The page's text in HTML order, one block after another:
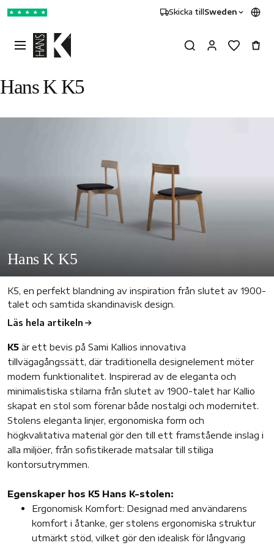
★ ★ ★ ★ ★ Skicka till Sweden
Hans K K5
Hans K K5
K5, en perfekt blandning av inspiration från slutet av 1900-
talet och samtida skandinavisk design.
Läs hela artikeln
K5 är ett bevis på Sami Kallios innovativa
tillvägagångssätt, där traditionella designelement möter
modern funktionalitet. Inspirerad av de eleganta och
minimalistiska stilarna från slutet av 1900-talet har Kallio
skapat en stol som förenar både nostalgi och modernitet.
Stolens eleganta linjer, ergonomiska form och
högkvalitativa material gör den till ett framstående inslag i
alla miljöer, från sofistikerade matsalar till stiliga
kontorsutrymmen.
Egenskaper hos K5 Hans K-stolen:
Ergonomisk Komfort: Designad med användarens
komfort i åtanke, ger stolens ergonomiska struktur
utmärkt stöd, vilket gör den idealisk för långvarig